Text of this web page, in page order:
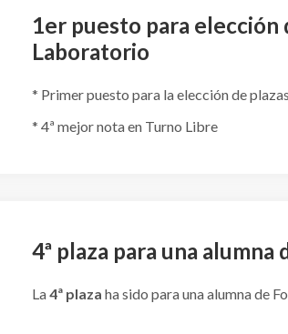
1er puesto para elección
Laboratorio
* Primer puesto para la elección de
* 4ª mejor nota en Turno Libre
4ª plaza para una
La4ª plaza ha sido para una alumna de